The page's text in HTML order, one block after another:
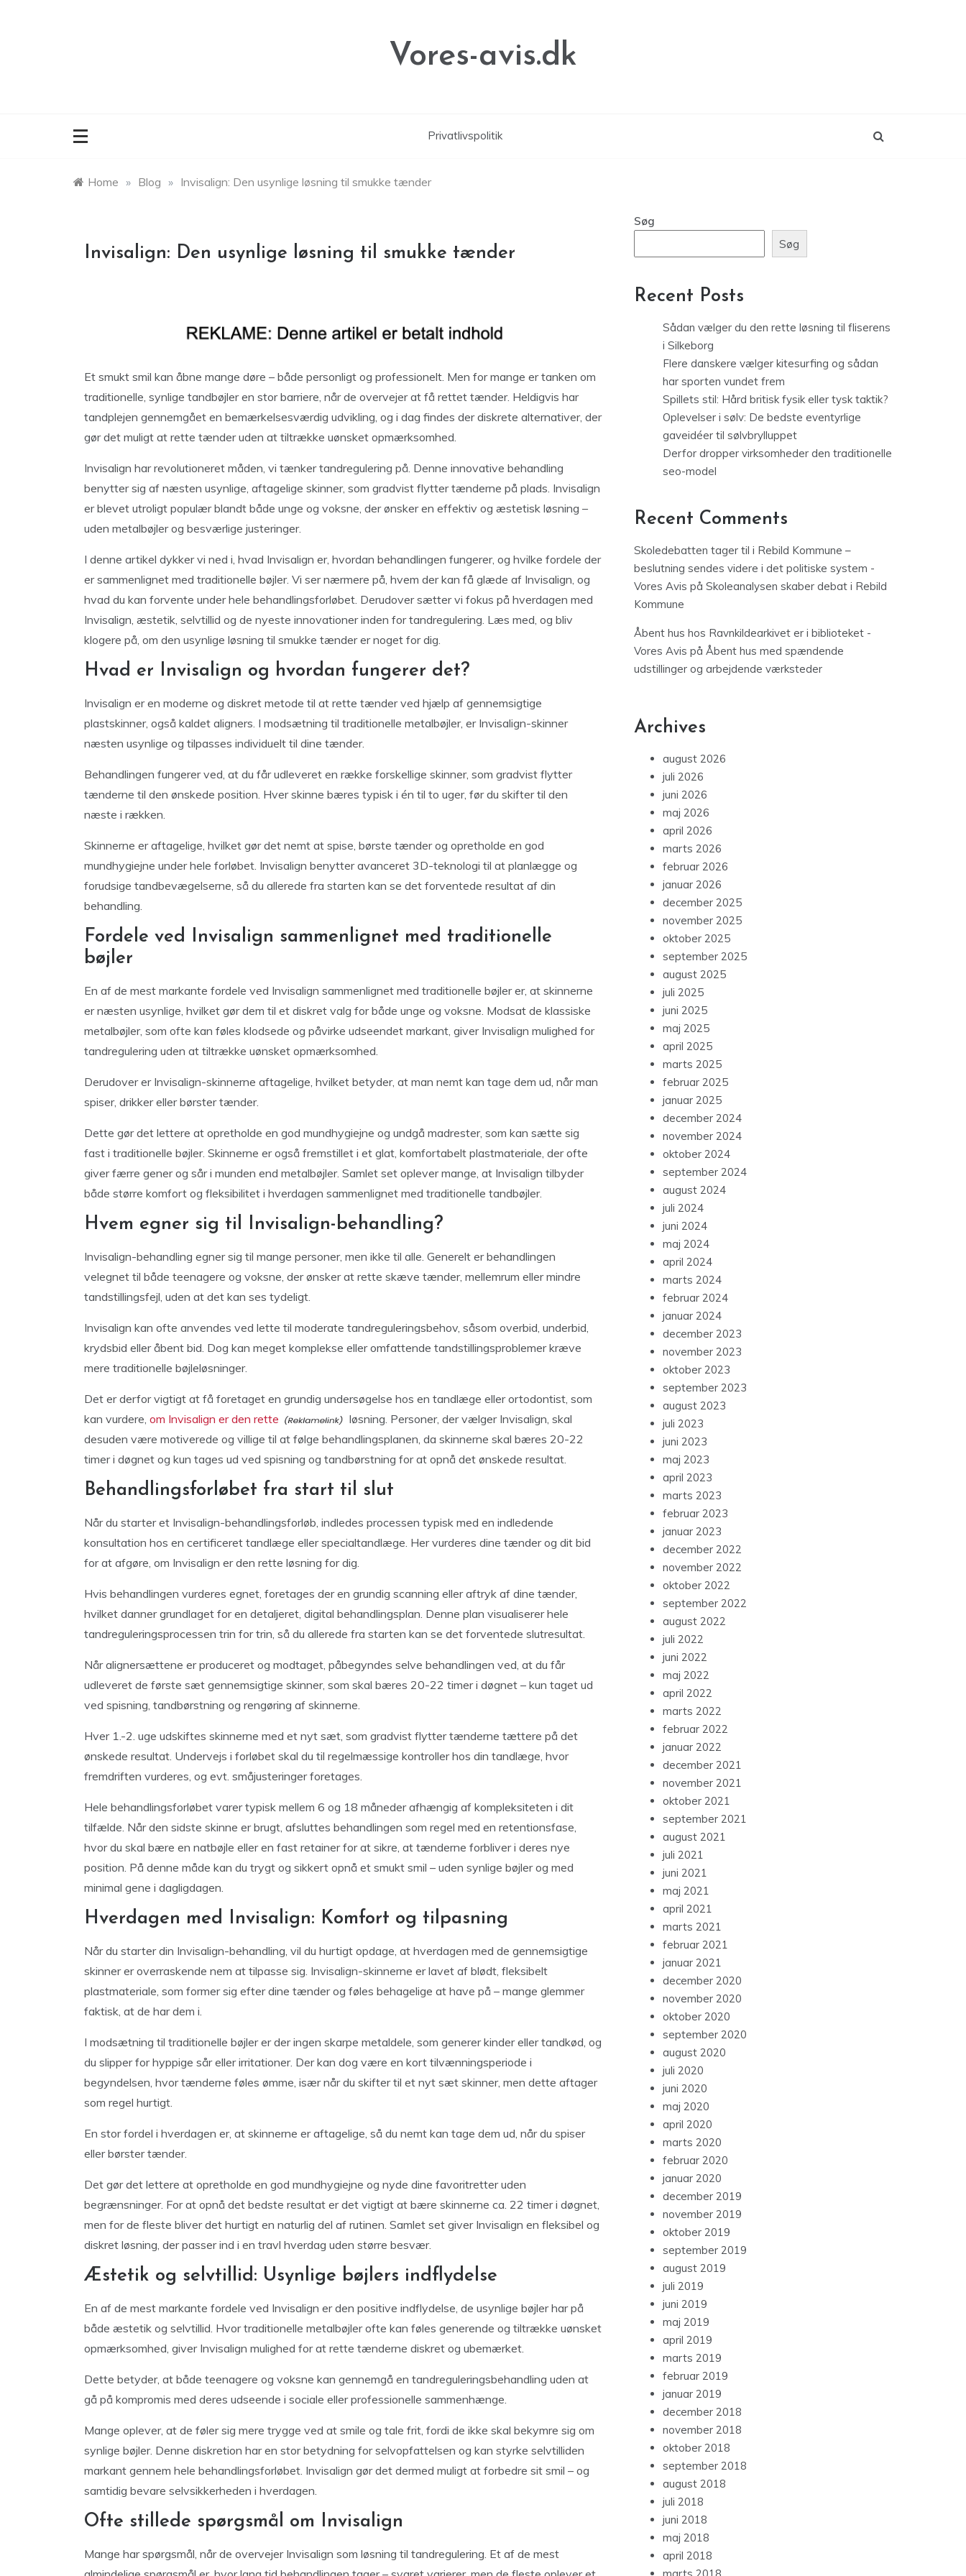
Vores-avis.dk
Privatlivspolitik
Home » Blog » Invisalign: Den usynlige løsning til smukke tænder
Invisalign: Den usynlige løsning til smukke tænder
Et smukt smil kan åbne mange døre – både personligt og professionelt. Men for mange er tanken om
traditionelle, synlige tandbøjler en stor barriere, når de overvejer at få rettet tænder. Heldigvis har
tandplejen gennemgået en bemærkelsesværdig udvikling, og i dag findes der diskrete alternativer, der
gør det muligt at rette tænder uden at tiltrække uønsket opmærksomhed.
Invisalign har revolutioneret måden, vi tænker tandregulering på. Denne innovative behandling
benytter sig af næsten usynlige, aftagelige skinner, som gradvist flytter tænderne på plads. Invisalign
er blevet utroligt populær blandt både unge og voksne, der ønsker en effektiv og æstetisk løsning –
uden metalbøjler og besværlige justeringer.
I denne artikel dykker vi ned i, hvad Invisalign er, hvordan behandlingen fungerer, og hvilke fordele der
er sammenlignet med traditionelle bøjler. Vi ser nærmere på, hvem der kan få glæde af Invisalign, og
hvad du kan forvente under hele behandlingsforløbet. Derudover sætter vi fokus på hverdagen med
Invisalign, æstetik, selvtillid og de nyeste innovationer inden for tandregulering. Læs med, og bliv
klogere på, om den usynlige løsning til smukke tænder er noget for dig.
Hvad er Invisalign og hvordan fungerer det?
Invisalign er en moderne og diskret metode til at rette tænder ved hjælp af gennemsigtige
plastskinner, også kaldet aligners. I modsætning til traditionelle metalbøjler, er Invisalign-skinner
næsten usynlige og tilpasses individuelt til dine tænder.
Behandlingen fungerer ved, at du får udleveret en række forskellige skinner, som gradvist flytter
tænderne til den ønskede position. Hver skinne bæres typisk i én til to uger, før du skifter til den
næste i rækken.
Skinnerne er aftagelige, hvilket gør det nemt at spise, børste tænder og opretholde en god
mundhygiejne under hele forløbet. Invisalign benytter avanceret 3D-teknologi til at planlægge og
forudsige tandbevægelserne, så du allerede fra starten kan se det forventede resultat af din
behandling.
Fordele ved Invisalign sammenlignet med traditionelle
bøjler
En af de mest markante fordele ved Invisalign sammenlignet med traditionelle bøjler er, at skinnerne
er næsten usynlige, hvilket gør dem til et diskret valg for både unge og voksne. Modsat de klassiske
metalbøjler, som ofte kan føles klodsede og påvirke udseendet markant, giver Invisalign mulighed for
tandregulering uden at tiltrække uønsket opmærksomhed.
Derudover er Invisalign-skinnerne aftagelige, hvilket betyder, at man nemt kan tage dem ud, når man
spiser, drikker eller børster tænder.
Dette gør det lettere at opretholde en god mundhygiejne og undgå madrester, som kan sætte sig
fast i traditionelle bøjler. Skinnerne er også fremstillet i et glat, komfortabelt plastmateriale, der ofte
giver færre gener og sår i munden end metalbøjler. Samlet set oplever mange, at Invisalign tilbyder
både større komfort og fleksibilitet i hverdagen sammenlignet med traditionelle tandbøjler.
Hvem egner sig til Invisalign-behandling?
Invisalign-behandling egner sig til mange personer, men ikke til alle. Generelt er behandlingen
velegnet til både teenagere og voksne, der ønsker at rette skæve tænder, mellemrum eller mindre
tandstillingsfejl, uden at det kan ses tydeligt.
Invisalign kan ofte anvendes ved lette til moderate tandreguleringsbehov, såsom overbid, underbid,
krydsbid eller åbent bid. Dog kan meget komplekse eller omfattende tandstillingsproblemer kræve
mere traditionelle bøjleløsninger.
Det er derfor vigtigt at få foretaget en grundig undersøgelse hos en tandlæge eller ortodontist, som
kan vurdere, om Invisalign er den rette
løsning. Personer, der vælger Invisalign, skal
desuden være motiverede og villige til at følge behandlingsplanen, da skinnerne skal bæres 20-22
timer i døgnet og kun tages ud ved spisning og tandbørstning for at opnå det ønskede resultat.
Behandlingsforløbet fra start til slut
Når du starter et Invisalign-behandlingsforløb, indledes processen typisk med en indledende
konsultation hos en certificeret tandlæge eller specialtandlæge. Her vurderes dine tænder og dit bid
for at afgøre, om Invisalign er den rette løsning for dig.
Hvis behandlingen vurderes egnet, foretages der en grundig scanning eller aftryk af dine tænder,
hvilket danner grundlaget for en detaljeret, digital behandlingsplan. Denne plan visualiserer hele
tandreguleringsprocessen trin for trin, så du allerede fra starten kan se det forventede slutresultat.
Når alignersættene er produceret og modtaget, påbegyndes selve behandlingen ved, at du får
udleveret de første sæt gennemsigtige skinner, som skal bæres 20-22 timer i døgnet – kun taget ud
ved spisning, tandbørstning og rengøring af skinnerne.
Hver 1.-2. uge udskiftes skinnerne med et nyt sæt, som gradvist flytter tænderne tættere på det
ønskede resultat. Undervejs i forløbet skal du til regelmæssige kontroller hos din tandlæge, hvor
fremdriften vurderes, og evt. småjusteringer foretages.
Hele behandlingsforløbet varer typisk mellem 6 og 18 måneder afhængig af kompleksiteten i dit
tilfælde. Når den sidste skinne er brugt, afsluttes behandlingen som regel med en retentionsfase,
hvor du skal bære en natbøjle eller en fast retainer for at sikre, at tænderne forbliver i deres nye
position. På denne måde kan du trygt og sikkert opnå et smukt smil – uden synlige bøjler og med
minimal gene i dagligdagen.
Hverdagen med Invisalign: Komfort og tilpasning
Når du starter din Invisalign-behandling, vil du hurtigt opdage, at hverdagen med de gennemsigtige
skinner er overraskende nem at tilpasse sig. Invisalign-skinnerne er lavet af blødt, fleksibelt
plastmateriale, som former sig efter dine tænder og føles behagelige at have på – mange glemmer
faktisk, at de har dem i.
I modsætning til traditionelle bøjler er der ingen skarpe metaldele, som generer kinder eller tandkød, og
du slipper for hyppige sår eller irritationer. Der kan dog være en kort tilvænningsperiode i
begyndelsen, hvor tænderne føles ømme, især når du skifter til et nyt sæt skinner, men dette aftager
som regel hurtigt.
En stor fordel i hverdagen er, at skinnerne er aftagelige, så du nemt kan tage dem ud, når du spiser
eller børster tænder.
Det gør det lettere at opretholde en god mundhygiejne og nyde dine favoritretter uden
begrænsninger. For at opnå det bedste resultat er det vigtigt at bære skinnerne ca. 22 timer i døgnet,
men for de fleste bliver det hurtigt en naturlig del af rutinen. Samlet set giver Invisalign en fleksibel og
diskret løsning, der passer ind i en travl hverdag uden større besvær.
Æstetik og selvtillid: Usynlige bøjlers indflydelse
En af de mest markante fordele ved Invisalign er den positive indflydelse, de usynlige bøjler har på
både æstetik og selvtillid. Hvor traditionelle metalbøjler ofte kan føles generende og tiltrække uønsket
opmærksomhed, giver Invisalign mulighed for at rette tænderne diskret og ubemærket.
Dette betyder, at både teenagere og voksne kan gennemgå en tandreguleringsbehandling uden at
gå på kompromis med deres udseende i sociale eller professionelle sammenhænge.
Mange oplever, at de føler sig mere trygge ved at smile og tale frit, fordi de ikke skal bekymre sig om
synlige bøjler. Denne diskretion har en stor betydning for selvopfattelsen og kan styrke selvtilliden
markant gennem hele behandlingsforløbet. Invisalign gør det dermed muligt at forbedre sit smil – og
samtidig bevare selvsikkerheden i hverdagen.
Ofte stillede spørgsmål om Invisalign
Mange har spørgsmål, når de overvejer Invisalign som løsning til tandregulering. Et af de mest
Søg
Søg
Recent Posts
Sådan vælger du den rette løsning til fliserens
i Silkeborg
Flere danskere vælger kitesurfing og sådan
har sporten vundet frem
Spillets stil: Hård britisk fysik eller tysk taktik?
Oplevelser i sølv: De bedste eventyrlige
gaveidéer til sølvbrylluppet
Derfor dropper virksomheder den traditionelle
seo-model
Recent Comments
Skoledebatten tager til i Rebild Kommune –
beslutning sendes videre i det politiske system -
Vores Avis på Skoleanalysen skaber debat i Rebild
Kommune
Åbent hus hos Ravnkildearkivet er i biblioteket -
Vores Avis på Åbent hus med spændende
udstillinger og arbejdende værksteder
Archives
august 2026
juli 2026
juni 2026
maj 2026
april 2026
marts 2026
februar 2026
januar 2026
december 2025
november 2025
oktober 2025
september 2025
august 2025
juli 2025
juni 2025
maj 2025
april 2025
marts 2025
februar 2025
januar 2025
december 2024
november 2024
oktober 2024
september 2024
august 2024
juli 2024
juni 2024
maj 2024
april 2024
marts 2024
februar 2024
januar 2024
december 2023
november 2023
oktober 2023
september 2023
august 2023
juli 2023
juni 2023
maj 2023
april 2023
marts 2023
februar 2023
januar 2023
december 2022
november 2022
oktober 2022
september 2022
august 2022
juli 2022
juni 2022
maj 2022
april 2022
marts 2022
februar 2022
januar 2022
december 2021
november 2021
oktober 2021
september 2021
august 2021
juli 2021
juni 2021
maj 2021
april 2021
marts 2021
februar 2021
januar 2021
december 2020
november 2020
oktober 2020
september 2020
august 2020
juli 2020
juni 2020
maj 2020
april 2020
marts 2020
februar 2020
januar 2020
december 2019
november 2019
oktober 2019
september 2019
august 2019
juli 2019
juni 2019
maj 2019
april 2019
marts 2019
februar 2019
januar 2019
december 2018
november 2018
oktober 2018
september 2018
august 2018
juli 2018
juni 2018
maj 2018
april 2018